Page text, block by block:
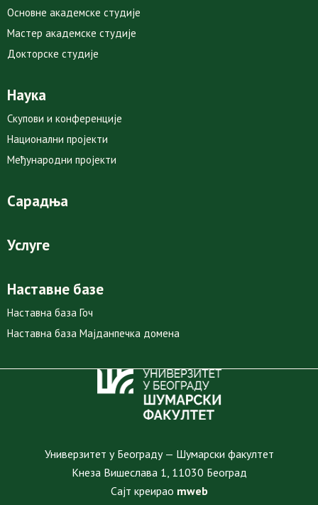
Основне академске студије
Мастер академске студије
Докторске студије
Наука
Скупови и конференције
Национални пројекти
Међународни пројекти
Сарадња
Услуге
Наставне базе
Наставна база Гоч
Наставна база Мајданпечка домена
Универзитет у Београду — Шумарски факултет
Кнеза Вишеслава 1, 11030 Београд
Сајт креирао mweb